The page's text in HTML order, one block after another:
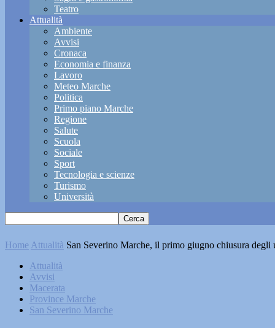
Teatro
Attualità
Ambiente
Avvisi
Cronaca
Economia e finanza
Lavoro
Meteo Marche
Politica
Primo piano Marche
Regione
Salute
Scuola
Sociale
Sport
Tecnologia e scienze
Turismo
Università
Home Attualità San Severino Marche, il primo giugno chiusura
Attualità
Avvisi
Macerata
Province Marche
San Severino Marche